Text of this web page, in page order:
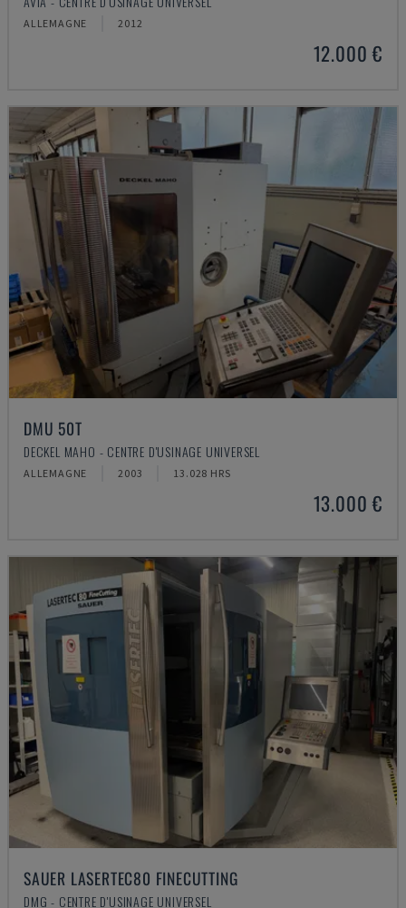
ALLEMAGNE 2012
12.000 €
DMU 50T
DECKEL MAHO - CENTRE D'USINAGE UNIVERSEL
ALLEMAGNE 2003 13.028 HRS
13.000 €
SAUER LASERTEC80 FINECUTTING
DMG - CENTRE D'USINAGE UNIVERSEL